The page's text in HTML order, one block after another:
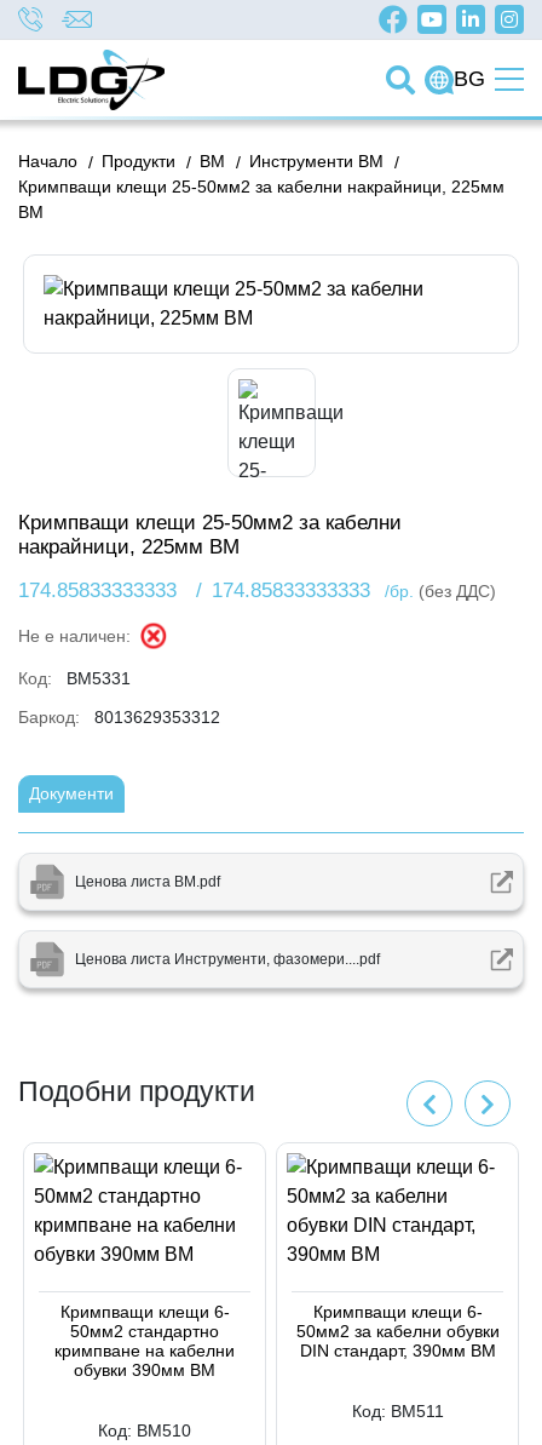
BG
/
Начало /
Продукти /
BM /
Инструменти BM
Кримпващи клещи 25-50мм2 за кабелни накрайници, 225мм
BM
Кримпващи клещи 25-50мм2 за кабелни
накрайници, 225мм BM
174.85833333333
/
174.85833333333 /бр. (без ДДС)
Не е наличен:
Код:
BM5331
Баркод:
8013629353312
Документи
Ценова листа BM.pdf
Ценова листа Инструменти, фазомери....pdf
Подобни продукти
Кримпващи клещи 6-
50мм2 стандартно
кримпване на кабелни
обувки 390мм BM
Код: BM510
Кримпващи клещи 6-
50мм2 за кабелни обувки
DIN стандарт, 390мм BM
Код: BM511